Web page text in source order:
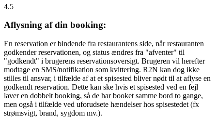
4.5
Aflysning af din booking:
En reservation er bindende fra restaurantens side, når restauranten
godkender reservationen, og status ændres fra "afventer" til
"godkendt" i brugerens reservationsoversigt. Brugeren vil herefter
modtage en SMS/notifikation som kvittering. R2N kan dog ikke
stilles til ansvar, i tilfælde af at et spisested bliver nødt til at aflyse en
godkendt reservation. Dette kan ske hvis et spisested ved en fejl
laver en dobbelt booking, så de har booket samme bord to gange,
men også i tilfælde ved uforudsete hændelser hos spisestedet (fx
strømsvigt, brand, sygdom mv.).